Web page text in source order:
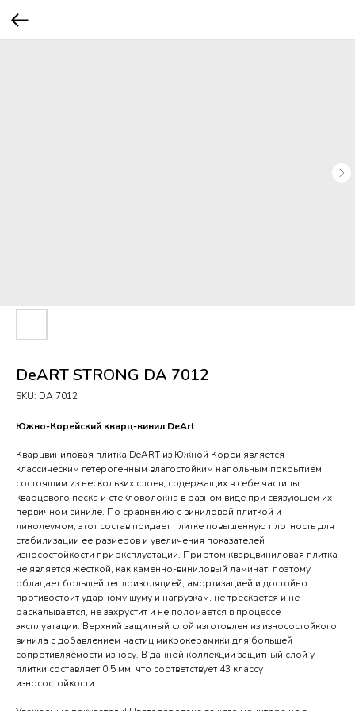
DeART STRONG DA 7012
SKU: DA 7012
Южно-Корейский кварц-винил DeArt
Кварцвиниловая плитка DeART из Южной Кореи является
классическим гетерогенным влагостойким напольным покрытием,
состоящим из нескольких слоев, содержащих в себе частицы
кварцевого песка и стекловолокна в разном виде при связующем их
первичном виниле. По сравнению с виниловой плиткой и
линолеумом, этот состав придает плитке повышенную плотность для
стабилизации ее размеров и увеличения показателей
износостойкости при эксплуатации. При этом кварцвиниловая плитка
не является жесткой, как каменно-виниловый ламинат, поэтому
обладает большей теплоизоляцией, амортизацией и достойно
противостоит ударному шуму и нагрузкам, не трескается и не
раскалывается, не захрустит и не поломается в процессе
эксплуатации. Верхний защитный слой изготовлен из износостойкого
винила с добавлением частиц микрокерамики для большей
сопротивляемости износу. В данной коллекции защитный слой у
плитки составляет 0.5 мм, что соответствует 43 классу
износостойкости.